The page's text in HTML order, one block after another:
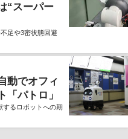
“スーパー
足や3密状態回避
動でオフィ
「パトロ」
するロボットへの期